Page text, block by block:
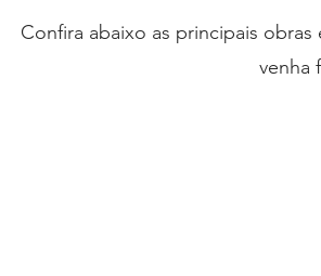
Confira abaixo as principais
venha